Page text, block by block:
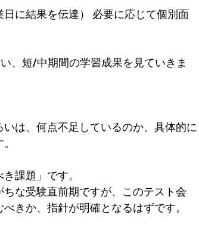
に結果を伝達） 必要に応じて個別面
、短/中期間の学習成果を見ていきま
は、何点不足しているのか、具体的に
課題」です。
な受験直前期ですが、このテスト会
きか、指針が明確となるはずです。